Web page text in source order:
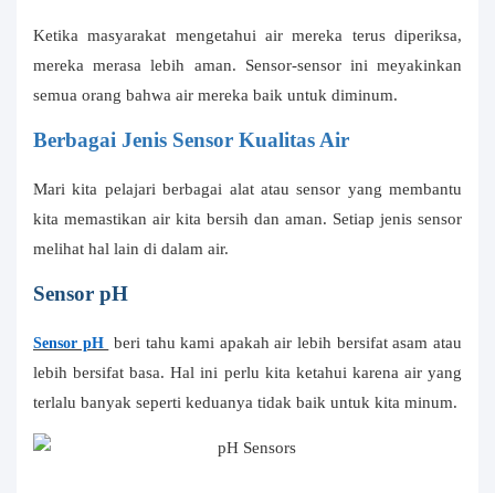
Ketika masyarakat mengetahui air mereka terus diperiksa,
mereka merasa lebih aman. Sensor-sensor ini meyakinkan
semua orang bahwa air mereka baik untuk diminum.
Berbagai Jenis Sensor Kualitas Air
Mari kita pelajari berbagai alat atau sensor yang membantu
kita memastikan air kita bersih dan aman. Setiap jenis sensor
melihat hal lain di dalam air.
Sensor pH
Sensor pH beri tahu kami apakah air lebih bersifat asam atau
lebih bersifat basa. Hal ini perlu kita ketahui karena air yang
terlalu banyak seperti keduanya tidak baik untuk kita minum.